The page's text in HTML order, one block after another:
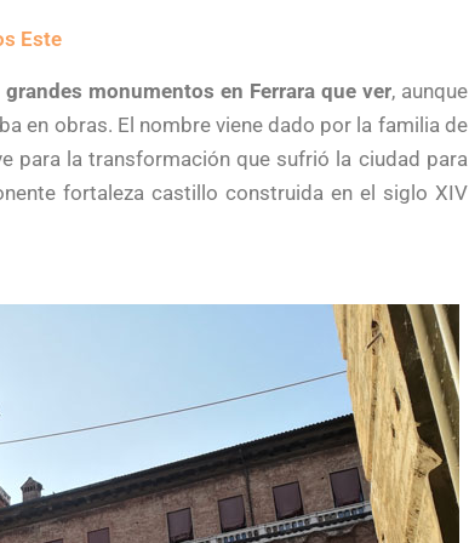
Este
monumentos en Ferrara que ver, aunque
en obras. El nombre viene dado por la familia de
para la transformación que sufrió la ciudad para
fortaleza castillo construida en el siglo XIV